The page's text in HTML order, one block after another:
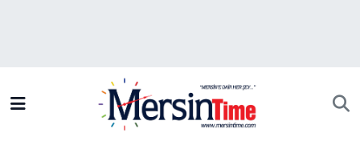
Bilim-Teknoloji
Trafik Durumu